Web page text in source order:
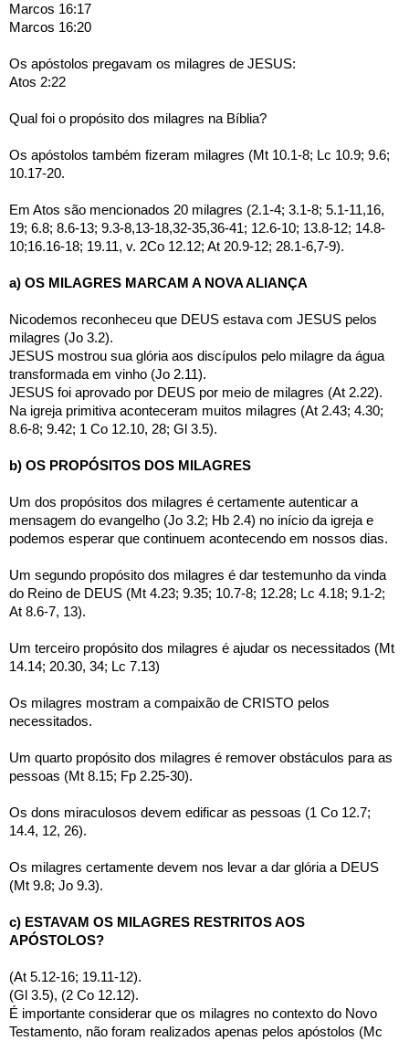
Marcos 16:17
Marcos 16:20
Os apóstolos pregavam os milagres de JESUS:
Atos 2:22
Qual foi o propósito dos milagres na Bíblia?
Os apóstolos também fizeram milagres (Mt 10.1-8; Lc 10.9; 9.6;
10.17-20.
Em Atos são mencionados 20 milagres (2.1-4; 3.1-8; 5.1-11,16,
19; 6.8; 8.6-13; 9.3-8,13-18,32-35,36-41; 12.6-10; 13.8-12; 14.8-
10;16.16-18; 19.11, v. 2Co 12.12; At 20.9-12; 28.1-6,7-9).
a) OS MILAGRES MARCAM A NOVA ALIANÇA
Nicodemos reconheceu que DEUS estava com JESUS pelos
milagres (Jo 3.2).
JESUS mostrou sua glória aos discípulos pelo milagre da água
transformada em vinho (Jo 2.11).
JESUS foi aprovado por DEUS por meio de milagres (At 2.22).
Na igreja primitiva aconteceram muitos milagres (At 2.43; 4.30;
8.6-8; 9.42; 1 Co 12.10, 28; Gl 3.5).
b) OS PROPÓSITOS DOS MILAGRES
Um dos propósitos dos milagres é certamente autenticar a
mensagem do evangelho (Jo 3.2; Hb 2.4) no início da igreja e
podemos esperar que continuem acontecendo em nossos dias.
Um segundo propósito dos milagres é dar testemunho da vinda
do Reino de DEUS (Mt 4.23; 9.35; 10.7-8; 12.28; Lc 4.18; 9.1-2;
At 8.6-7, 13).
Um terceiro propósito dos milagres é ajudar os necessitados (Mt
14.14; 20.30, 34; Lc 7.13)
Os milagres mostram a compaixão de CRISTO pelos
necessitados.
Um quarto propósito dos milagres é remover obstáculos para as
pessoas (Mt 8.15; Fp 2.25-30).
Os dons miraculosos devem edificar as pessoas (1 Co 12.7;
14.4, 12, 26).
Os milagres certamente devem nos levar a dar glória a DEUS
(Mt 9.8; Jo 9.3).
c) ESTAVAM OS MILAGRES RESTRITOS AOS
APÓSTOLOS?
(At 5.12-16; 19.11-12).
(Gl 3.5), (2 Co 12.12).
É importante considerar que os milagres no contexto do Novo
Testamento, não foram realizados apenas pelos apóstolos (Mc